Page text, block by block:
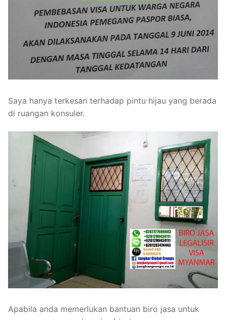
Saya hanya terkesan terhadap pintu hijau yang berada
di ruangan konsuler.
Apabila anda memerlukan bantuan biro jasa untuk